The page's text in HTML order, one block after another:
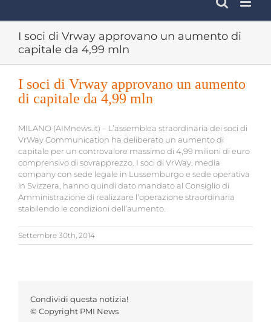
I soci di Vrway approvano un aumento di
capitale da 4,99 mln
I soci di Vrway approvano un aumento
di capitale da 4,99 mln
MILANO (AIMnews.it) – L’assemblea straordinaria dei soci di
VrWay Communication ha deliberato un aumento di
capitale per un controvalore massimo di 4,99 milioni di euro
comprensivo di sovrapprezzo. I soci di VrWay, media
company con sede legale in Lussemburgo e sede operativa
in Svizzera, hanno quindi dato mandato al Consiglio di
Amministrazione di realizzare l’operazione straordinaria
stabilendo le condizioni dell’aumento.
Settembre 30th, 2014
Condividi questa notizia!
© Copyright PMI News